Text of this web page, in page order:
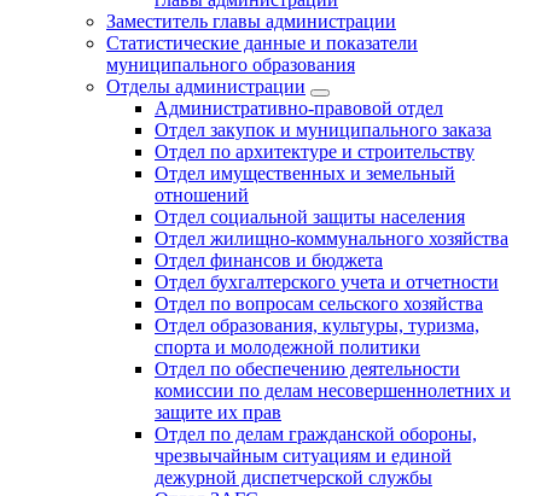
Заместитель главы администрации
Статистические данные и показатели
муниципального образования
Отделы администрации
Административно-правовой отдел
Отдел закупок и муниципального заказа
Отдел по архитектуре и строительству
Отдел имущественных и земельный
отношений
Отдел социальной защиты населения
Отдел жилищно-коммунального хозяйства
Отдел финансов и бюджета
Отдел бухгалтерского учета и отчетности
Отдел по вопросам сельского хозяйства
Отдел образования, культуры, туризма,
спорта и молодежной политики
Отдел по обеспечению деятельности
комиссии по делам несовершеннолетних и
защите их прав
Отдел по делам гражданской обороны,
чрезвычайным ситуациям и единой
дежурной диспетчерской службы